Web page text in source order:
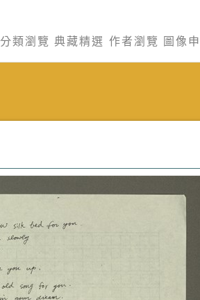
分類瀏覽 典藏精選 作者瀏覽 圖像